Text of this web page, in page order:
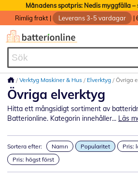
Månadens spotpris: Nedis myggfälla –
Rimlig frakt | Leverans 3-5 vardagar |
Verktyg Maskiner & Hus Elverktyg Övriga
Övriga elverktyg
Hitta ett mångsidigt sortiment av
Batterionline. Kategorin innehåller... Läs
Sortera efter: Namn Popularitet
Pris:
Pris: högst först